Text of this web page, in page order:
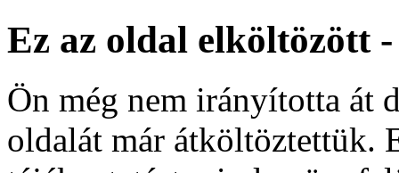
Ez az oldal elköltözött -
Ön még nem irányította át
oldalát már átköltöztettük.